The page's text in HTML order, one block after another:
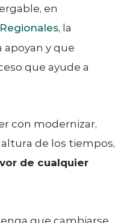
en
, la
apoyan y que
que ayude a
con modernizar,
de los tiempos,
de cualquier
que cambiarse